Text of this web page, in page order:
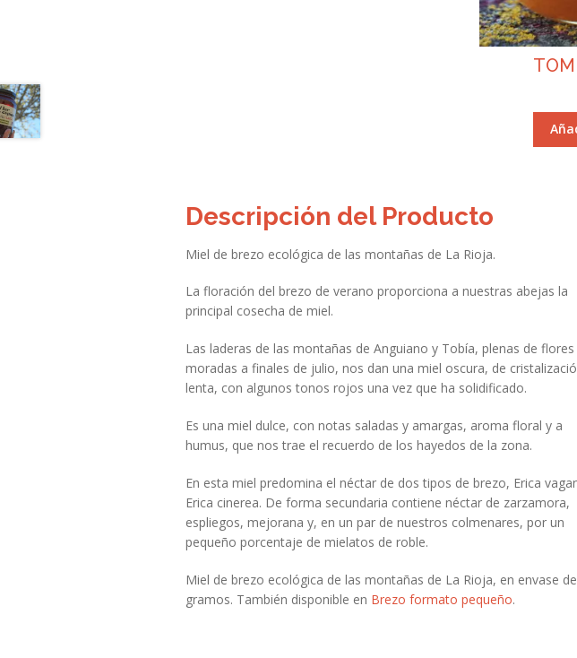
Descripción del Producto
Miel de brezo ecológica de las montañas de La Rioja.
La floración del brezo de verano proporciona a nuestras abejas la
principal cosecha de miel.
Las laderas de las montañas de Anguiano y Tobía, plenas de flores
moradas a finales de julio, nos dan una miel oscura, de
lenta, con algunos tonos rojos una vez que ha solidificado.
Es una miel dulce, con notas saladas y amargas, aroma floral y a
humus, que nos trae el recuerdo de los hayedos de la zona.
En esta miel predomina el néctar de dos tipos de brezo, Erica
Erica cinerea. De forma secundaria contiene néctar de zarzamora,
espliegos, mejorana y, en un par de nuestros colmenares, por un
pequeño porcentaje de mielatos de roble.
Miel de brezo ecológica de las montañas de La Rioja, en envase
gramos. También disponible en Brezo formato pequeño.